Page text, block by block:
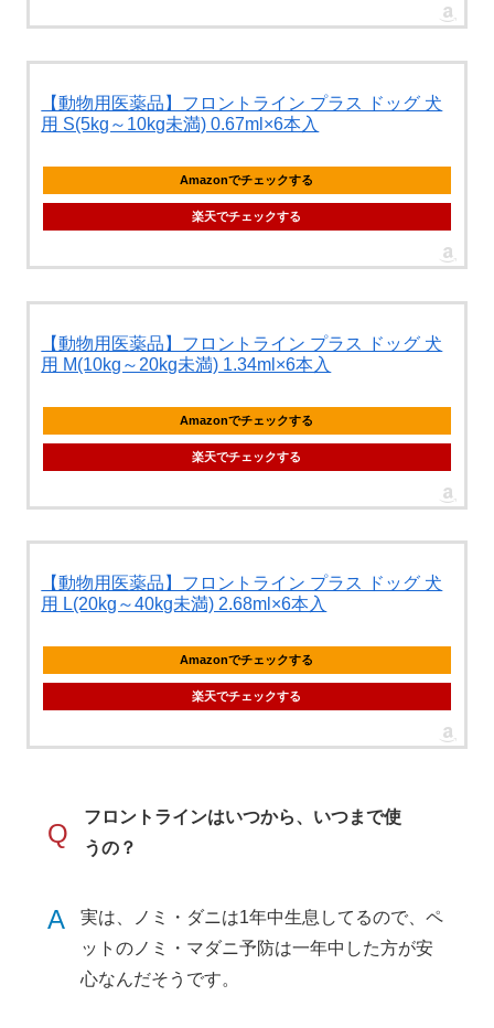
【動物用医薬品】フロントライン プラス ドッグ 犬
用 S(5kg～10kg未満) 0.67ml×6本入
Amazonでチェックする
楽天でチェックする
【動物用医薬品】フロントライン プラス ドッグ 犬
用 M(10kg～20kg未満) 1.34ml×6本入
Amazonでチェックする
楽天でチェックする
【動物用医薬品】フロントライン プラス ドッグ 犬
用 L(20kg～40kg未満) 2.68ml×6本入
Amazonでチェックする
楽天でチェックする
Q
フロントラインはいつから、いつまで使
うの？
A
実は、ノミ・ダニは1年中生息してるので、ペ
ットのノミ・マダニ予防は一年中した方が安
心なんだそうです。